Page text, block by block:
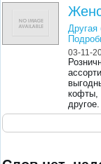
Другая
03-11-
другое.